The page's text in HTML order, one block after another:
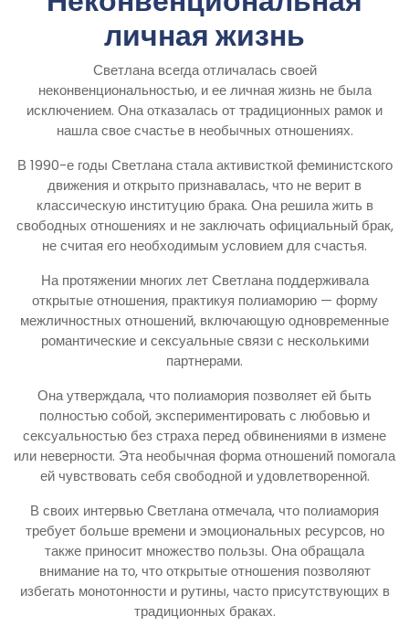
личная жизнь
Светлана всегда отличалась своей
неконвенциональностью, и ее личная жизнь не была
исключением. Она отказалась от традиционных рамок и
нашла свое счастье в необычных отношениях.
В 1990-е годы Светлана стала активисткой феминистского
движения и открыто признавалась, что не верит в
классическую институцию брака. Она решила жить в
свободных отношениях и не заключать официальный брак,
не считая его необходимым условием для счастья.
На протяжении многих лет Светлана поддерживала
открытые отношения, практикуя полиаморию — форму
межличностных отношений, включающую одновременные
романтические и сексуальные связи с несколькими
партнерами.
Она утверждала, что полиамория позволяет ей быть
полностью собой, экспериментировать с любовью и
сексуальностью без страха перед обвинениями в измене
или неверности. Эта необычная форма отношений помогала
ей чувствовать себя свободной и удовлетворенной.
В своих интервью Светлана отмечала, что полиамория
требует больше времени и эмоциональных ресурсов, но
также приносит множество пользы. Она обращала
внимание на то, что открытые отношения позволяют
избегать монотонности и рутины, часто присутствующих в
традиционных браках.